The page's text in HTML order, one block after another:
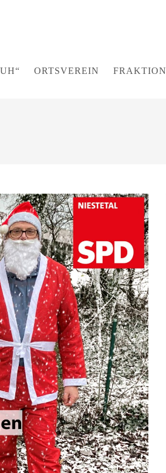
ORTSVEREIN FRAKTION